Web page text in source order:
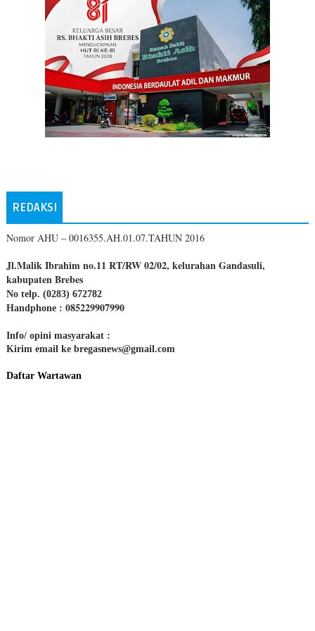
REDAKSI
Nomor AHU – 0016355.AH.01.07.TAHUN 2016
Jl.Malik Ibrahim no.11 RT/RW 02/02, kelurahan Gandasuli,
kabupaten Brebes
No telp. (0283) 672782
Handphone : 085229907990
Info/ opini masyarakat :
Kirim email ke bregasnews@gmail.com
Daftar Wartawan